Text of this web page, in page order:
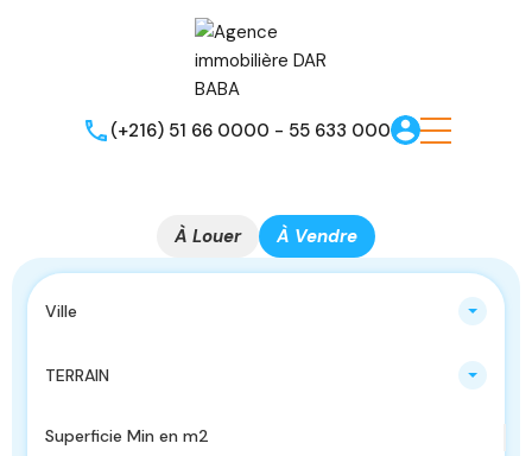
(+216) 51 66 0000 - 55 633 000
À Louer À Vendre
Ville
TERRAIN